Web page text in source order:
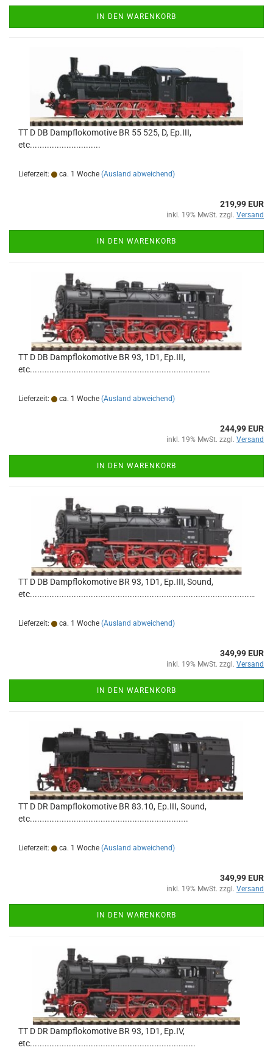
IN DEN WARENKORB
TT D DB Dampflokomotive BR 55 525, D, Ep.III,
etc.............................
Lieferzeit: ca. 1 Woche (Ausland abweichend)
219,99 EUR
inkl. 19% MwSt. zzgl. Versand
IN DEN WARENKORB
TT D DB Dampflokomotive BR 93, 1D1, Ep.III,
etc..........................................................................
Lieferzeit: ca. 1 Woche (Ausland abweichend)
244,99 EUR
inkl. 19% MwSt. zzgl. Versand
IN DEN WARENKORB
TT D DB Dampflokomotive BR 93, 1D1, Ep.III, Sound,
etc...............................................................................................................
Lieferzeit: ca. 1 Woche (Ausland abweichend)
349,99 EUR
inkl. 19% MwSt. zzgl. Versand
IN DEN WARENKORB
TT D DR Dampflokomotive BR 83.10, Ep.III, Sound,
etc.................................................................
Lieferzeit: ca. 1 Woche (Ausland abweichend)
349,99 EUR
inkl. 19% MwSt. zzgl. Versand
IN DEN WARENKORB
TT D DR Dampflokomotive BR 93, 1D1, Ep.IV,
etc....................................................................